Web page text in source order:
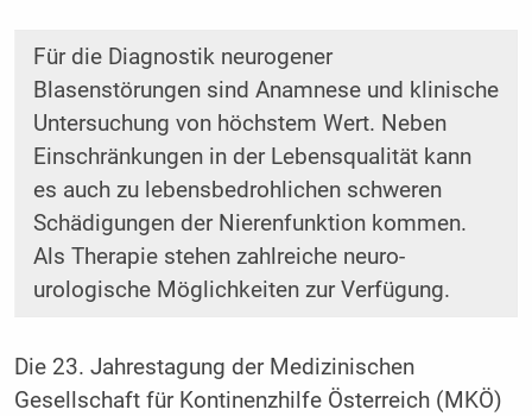
Für die Diagnostik neurogener
Blasenstörungen sind Anamnese und klinische
Untersuchung von höchstem Wert. Neben
Einschränkungen in der Lebensqualität kann
es auch zu lebensbedrohlichen schweren
Schädigungen der Nierenfunktion kommen.
Als Therapie stehen zahlreiche neuro-
urologische Möglichkeiten zur Verfügung.
Die 23. Jahrestagung der Medizinischen
Gesellschaft für Kontinenzhilfe Österreich (MKÖ)